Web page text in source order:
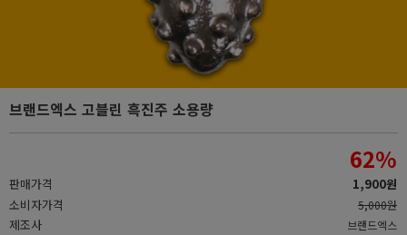
브랜드엑스 고블린 흑진주 소용량
판매가격
62%
1,900원
소비자가격
5,000원
제조사 브랜드엑스